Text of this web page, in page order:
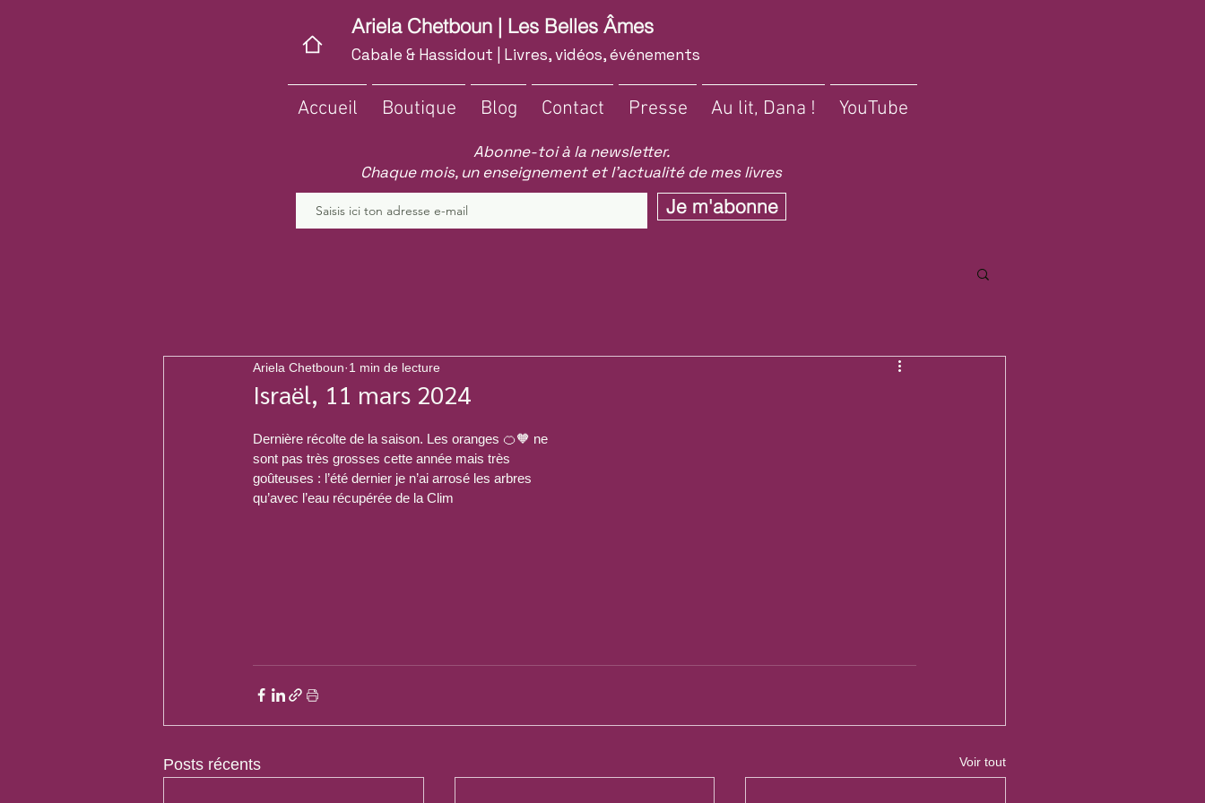
Ariela Chetboun | Les Belles Âmes
Cabale & Hassidout | Livres, vidéos, événements
Accueil Boutique Blog Contact Presse Au lit, Dana ! YouTube
Abonne-toi à la newsletter.
Chaque mois, un enseignement et l'actualité de mes livres
Je m'abonne
Israël, 11 mars 2024
Ariela Chetboun 1 min de lecture
Dernière récolte de la saison. Les oranges 🍊🧡 ne
sont pas très grosses cette année mais très
goûteuses : l’été dernier je n’ai arrosé les arbres
qu’avec l’eau récupérée de la Clim
Posts récents Voir tout